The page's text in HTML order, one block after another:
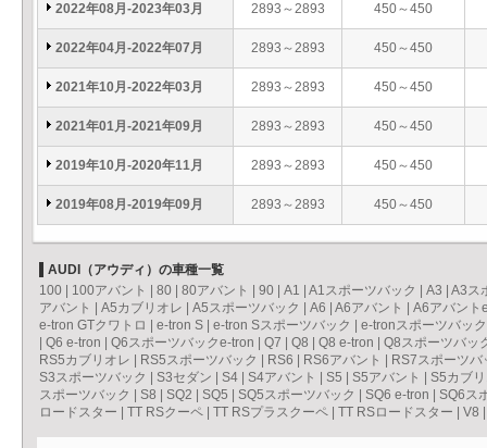
2022年08月-2023年03月 2893～2893 450～450
2022年04月-2022年07月 2893～2893 450～450
2021年10月-2022年03月 2893～2893 450～450
2021年01月-2021年09月 2893～2893 450～450
2019年10月-2020年11月 2893～2893 450～450
2019年08月-2019年09月 2893～2893 450～450
AUDI（アウディ）の車種一覧
100
100アバント 80 80アバント 90 A1 A1スポーツバック A3
A3ス
アバント
A5カブリオレ A5スポーツバック A6 A6アバント
A6アバント
e-tron GTクワトロ
e-tron S e-tron Sスポーツバック
e-tronスポーツバック
Q6 e-tron Q6スポーツバックe-tron Q7 Q8 Q8 e-tron
Q8スポーツバッ
RS5カブリオレ
RS5スポーツバック RS6 RS6アバント
RS7スポーツバ
S3スポーツバック
S3セダン S4 S4アバント S5 S5アバント
S5カブ
スポーツバック
S8 SQ2 SQ5 SQ5スポーツバック SQ6 e-tron
SQ6ス
ロードスター
TT RSクーペ TT RSプラスクーペ TT RSロードスター V8